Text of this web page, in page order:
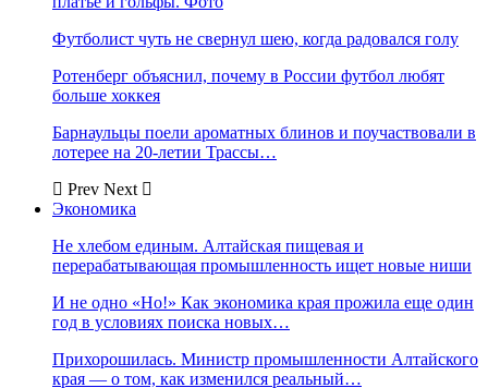
Футболист чуть не свернул шею, когда радовался голу
Ротенберг объяснил, почему в России футбол любят
больше хоккея
Барнаульцы поели ароматных блинов и поучаствовали в
лотерее на 20-летии Трассы…
Prev Next
Экономика
Не хлебом единым. Алтайская пищевая и
перерабатывающая промышленность ищет новые ниши
И не одно «Но!» Как экономика края прожила еще один
год в условиях поиска новых…
Прихорошилась. Министр промышленности Алтайского
края — о том, как изменился реальный…